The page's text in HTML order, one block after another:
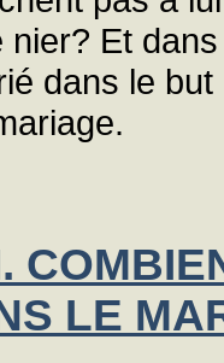
Et
dans le
LE